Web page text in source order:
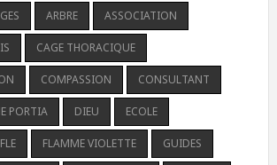
ARBRE ASSOCIATION
CAGE THORACIQUE
COMPASSION CONSULTANT
PORTIA DIEU ECOLE
FLAMME VIOLETTE GUIDES